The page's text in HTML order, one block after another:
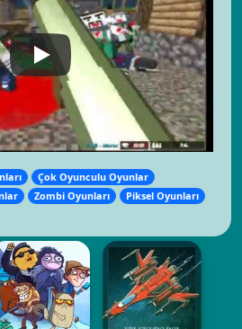
Çok Oyunculu Oyunlar
Zombi Oyunları Piksel Oyunları